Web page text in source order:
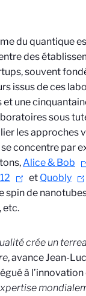
du quantique
des
souvent
issus de ces
une
sous
les approches
concentre par
Alice & Bob
et Quobly
spin de
etc.
crée un
, avance Jean-
à l’innovation